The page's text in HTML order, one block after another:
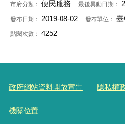
市府分類： 便民服務 最後異動日期：
發布日期： 2019-08-02 發布單位： 臺
點閱次數： 4252
政府網站資料開放宣告 隱私權
機關位置